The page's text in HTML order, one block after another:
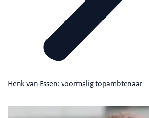
Henk van Essen: voormalig topambtenaar